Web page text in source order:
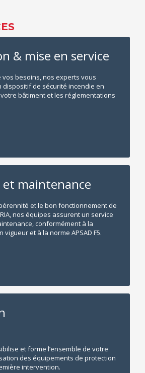
& mise en service
besoins, nos experts vous
dispositif de sécurité incendie en
bâtiment et les réglementations
maintenance
et le bon fonctionnement de
nos équipes assurent un service
conformément à la
et à la norme APSAD F5.
et forme l’ensemble de votre
des équipements de protection
intervention.